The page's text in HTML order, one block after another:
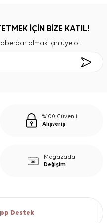
İÇİN BİZE KATIL!
olmak için üye ol.
%100 Güvenli
Alışveriş
Mağazada
Değişim
Destek